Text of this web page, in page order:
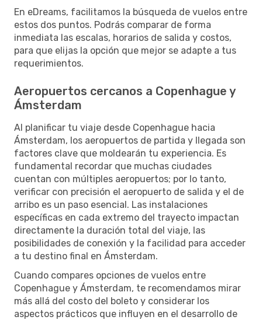
En eDreams, facilitamos la búsqueda de vuelos entre
estos dos puntos. Podrás comparar de forma
inmediata las escalas, horarios de salida y costos,
para que elijas la opción que mejor se adapte a tus
requerimientos.
Aeropuertos cercanos a Copenhague y
Ámsterdam
Al planificar tu viaje desde Copenhague hacia
Ámsterdam, los aeropuertos de partida y llegada son
factores clave que moldearán tu experiencia. Es
fundamental recordar que muchas ciudades
cuentan con múltiples aeropuertos; por lo tanto,
verificar con precisión el aeropuerto de salida y el de
arribo es un paso esencial. Las instalaciones
específicas en cada extremo del trayecto impactan
directamente la duración total del viaje, las
posibilidades de conexión y la facilidad para acceder
a tu destino final en Ámsterdam.
Cuando compares opciones de vuelos entre
Copenhague y Ámsterdam, te recomendamos mirar
más allá del costo del boleto y considerar los
aspectos prácticos que influyen en el desarrollo de